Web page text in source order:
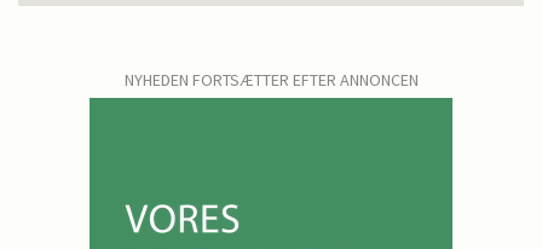
NYHEDEN FORTSÆTTER EFTER ANNONCEN